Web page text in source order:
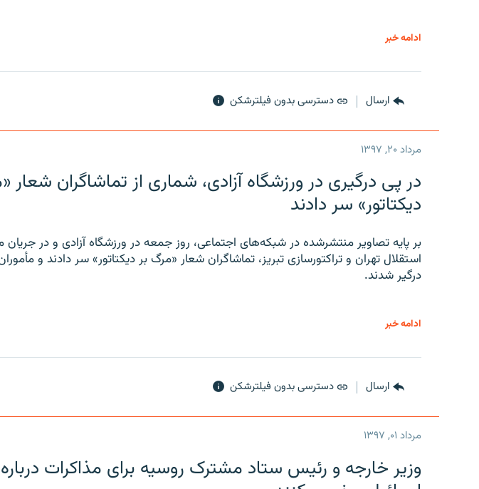
ادامه خبر
ارسال دسترسی بدون فیلترشکن
مرداد ۲۰, ۱۳۹۷
در پی درگیری در ورزشگاه آزادی، شماری از تماشاگران شعار
دیکتاتور» سر دادند
بر پایه تصاویر منتشرشده در شبکه‌های اجتماعی، روز جمعه در ورزشگاه آزادی و در جریان
استقلال تهران و تراکتورسازی تبریز، تماشاگران شعار «مرگ بر دیکتاتور» سر دادند و
درگیر شدند.
ادامه خبر
ارسال دسترسی بدون فیلترشکن
مرداد ۰۱, ۱۳۹۷
وزیر خارجه و رئیس‌ ستاد مشترک روسیه برای مذاکرات